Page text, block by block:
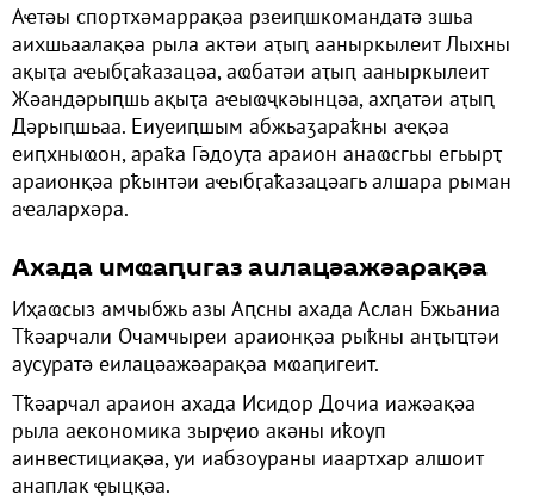
Аҽтәы спортхәмаррақәа рзеиԥшкомандатә зшьа
аихшьаалақәа рыла актәи аҭыԥ ааныркылеит Лыхны
ақыҭа аҽыбӷаҟазацәа, аҩбатәи аҭыԥ ааныркылеит
Жәандәрыԥшь ақыҭа аҽыҩҷкәынцәа, ахԥатәи аҭыԥ
Дәрыԥшьаа. Еиуеиԥшым абжьаӡараҟны аҽқәа
еиԥхныҩон, араҟа Гәдоуҭа араион анаҩсгьы егьырҭ
араионқәа рҟынтәи аҽыбӷаҟазацәагь алшара рыман
аҽалархәра.
Ахада имҩаԥигаз аилацәажәарақәа
Иҳаҩсыз амчыбжь азы Аԥсны ахада Аслан Бжьаниа
Тҟәарчали Очамчыреи араионқәа рыҟны анҭыҵтәи
аусуратә еилацәажәарақәа мҩаԥигеит.
Тҟәарчал араион ахада Исидор Дочиа иажәақәа
рыла аекономика зырҿио акәны иҟоуп
аинвестициақәа, уи иабзоураны иаартхар алшоит
анаплак ҿыцқәа.